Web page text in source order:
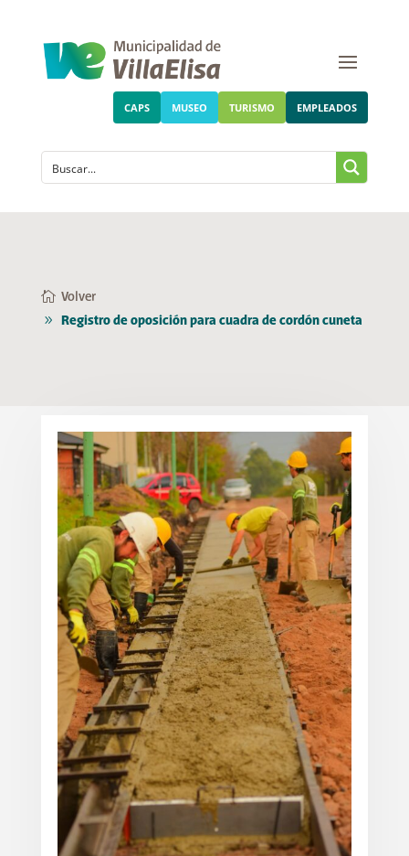
CAPS MUSEO TURISMO EMPLEADOS
Volver
Registro de oposición para cuadra de cordón cuneta